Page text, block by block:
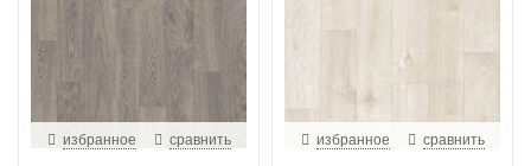
избранное сравнить избранное сравнить